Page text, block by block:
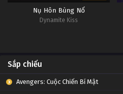
Nụ Hôn Bùng Nổ
Dynamite Kiss
Sắp chiếu
Avengers: Cuộc Chiến Bí Mật